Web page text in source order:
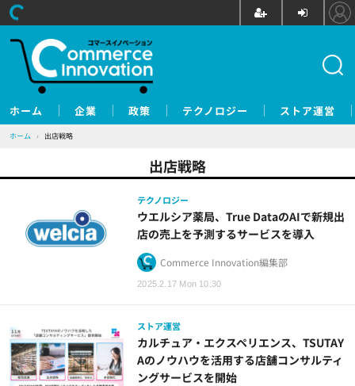
ホーム 企業 政策 テクノロジー ストア運営
ホーム › 出店戦略
出店戦略
テクノロジー
2025.2.17 Mon 10:30
ウエルシア薬局、True DataのAIで新規出
店の売上を予測するサービスを導入
Commerce Innovation編集部
ストア運営
カルチュア・エクスペリエンス、TSUTAY
Aのノウハウを活用する店舗コンサルティ
ングサービスを開始